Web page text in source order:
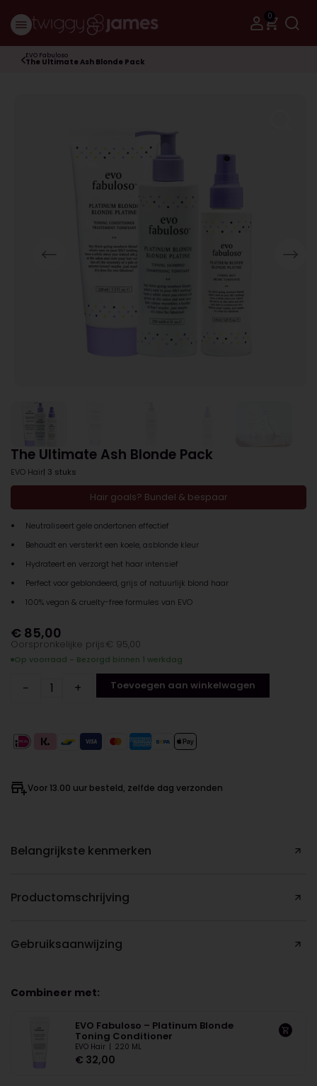
0
EVO Fabuloso
The Ultimate Ash Blonde Pack
The Ultimate Ash Blonde Pack
EVO Hair| 3 stuks
Hair goals? Bundel & bespaar
Neutraliseert gele ondertonen effectief
Behoudt en versterkt een koele, asblonde kleur
Hydrateert en verzorgt het haar intensief
Perfect voor geblondeerd, grijs of natuurlijk blond haar
100% vegan & cruelty-free formules van EVO
€ 95,00
€ 85,00
Op voorraad - Bezorgd binnen 1 werkdag
− + Toevoegen aan winkelwagen
Voor 13.00 uur besteld, zelfde dag verzonden
Belangrijkste kenmerken
Productomschrijving
Gebruiksaanwijzing
Combineer met:
EVO Fabuloso – Platinum Blonde
Toning Conditioner
EVO Hair | 220 ML
€ 32,00